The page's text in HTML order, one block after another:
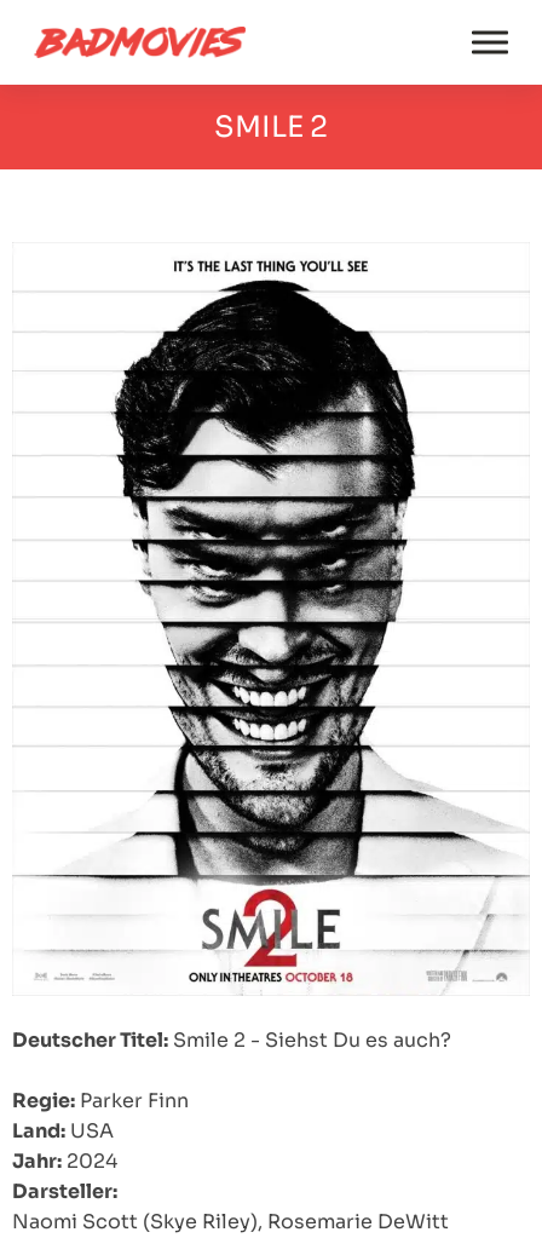
SMILE 2
Deutscher Titel: Smile 2 - Siehst Du es auch?
Regie: Parker Finn
Land: USA
Jahr: 2024
Darsteller:
Naomi Scott (Skye Riley), Rosemarie DeWitt